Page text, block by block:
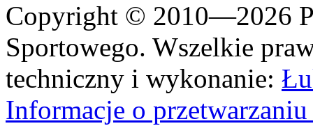
Copyright © 2010—2026
Sportowego. Wszelkie
techniczny i wykonanie:
Informacje o